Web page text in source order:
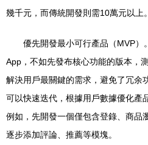
幾千元，而傳統開發則需10萬元以上。
優先開發最小可行產品（MVP）
App，不如先發布核心功能的版本，
解決用戶最關鍵的需求，避免了冗余
可以快速迭代，根據用戶數據優化產
例如，先開發一個僅包含登錄、商品
逐步添加評論、推薦等模塊。